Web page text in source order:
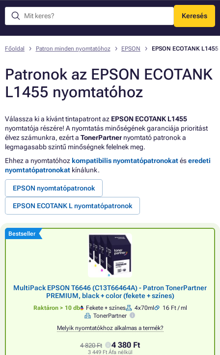
Keresés
Menü
Főoldal Patron minden nyomtatóhoz EPSON EPSON ECOTANK L1455
Patronok az EPSON ECOTANK
L1455 nyomtatóhoz
Válassza ki a kívánt tintapatront az EPSON ECOTANK L1455
nyomtatója részére! A nyomtatás minőségének garanciája prioritást
élvez számunkra, ezért a TonerPartner nyomtató patronok a
legmagasabb szintű minőségnek felelnek meg.
Ehhez a nyomtatóhoz kompatibilis nyomtatópatronokatéseredeti
nyomtatópatronokat kínálunk.
EPSON nyomtatópatronok
EPSON ECOTANK L nyomtatópatronok
Bestseller
MultiPack EPSON T6646 (C13T66464A) - Patron TonerPartner
PREMIUM, black + color (fekete + színes)
Raktáron > 10 db Fekete + színes 4x70ml
16 Ft / ml
TonerPartner
Melyik nyomtatókhoz alkalmas a termék?
4 820 Ft 4 380 Ft
3 449 Ft Áfa nélkül